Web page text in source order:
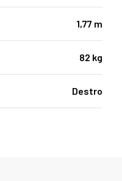
1,77 m
82 kg
Destro